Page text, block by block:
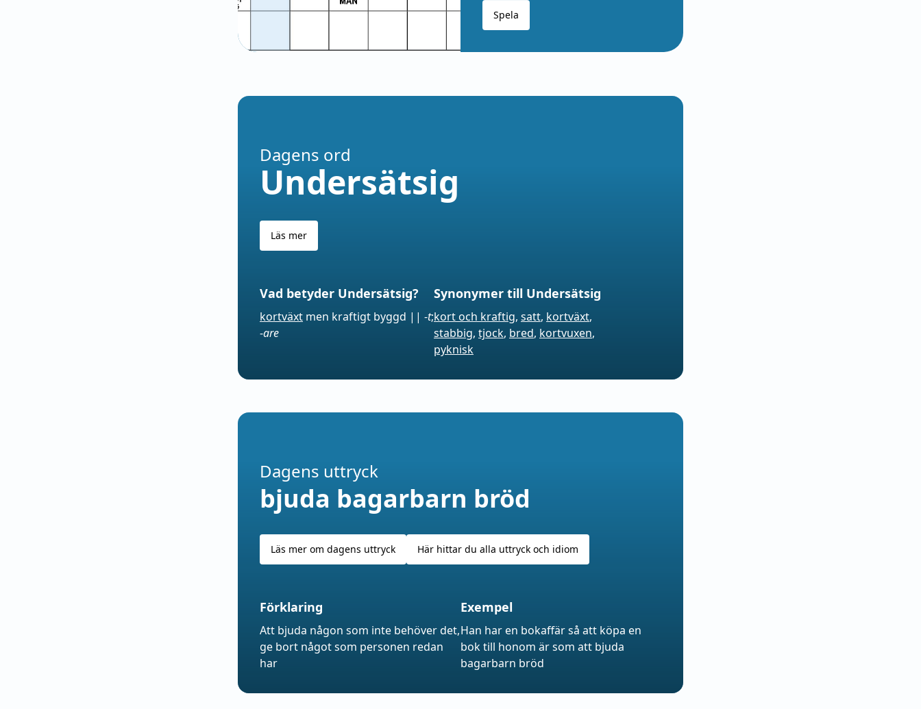
Spela
Dagens ord
Undersätsig
Läs mer
Vad betyder Undersätsig?
kortväxt men kraftigt byggd || -t;
-are
Synonymer till Undersätsig
kort och kraftig, satt, kortväxt,
stabbig, tjock, bred, kortvuxen,
pyknisk
Dagens uttryck
bjuda bagarbarn bröd
Läs mer om dagens uttryck Här hittar du alla uttryck och idiom
Förklaring
Att bjuda någon som inte behöver det,
ge bort något som personen redan
har
Exempel
Han har en bokaffär så att köpa en
bok till honom är som att bjuda
bagarbarn bröd